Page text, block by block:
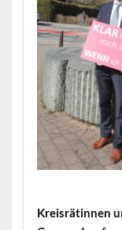
Kreis­rätin­nen